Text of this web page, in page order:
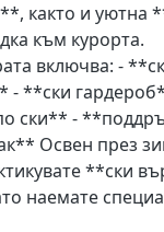
както и уютна
към курорта.
включва: -
- **ски
ски** -
Освен през
**ски
наемате